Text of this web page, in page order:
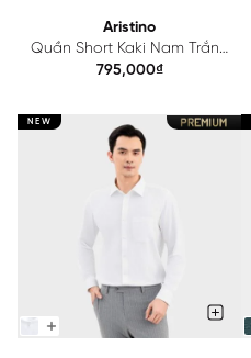
Aristino
Quần Short Kaki Nam Trắng
Aristino ASO214SAH2
795,000₫
NEW